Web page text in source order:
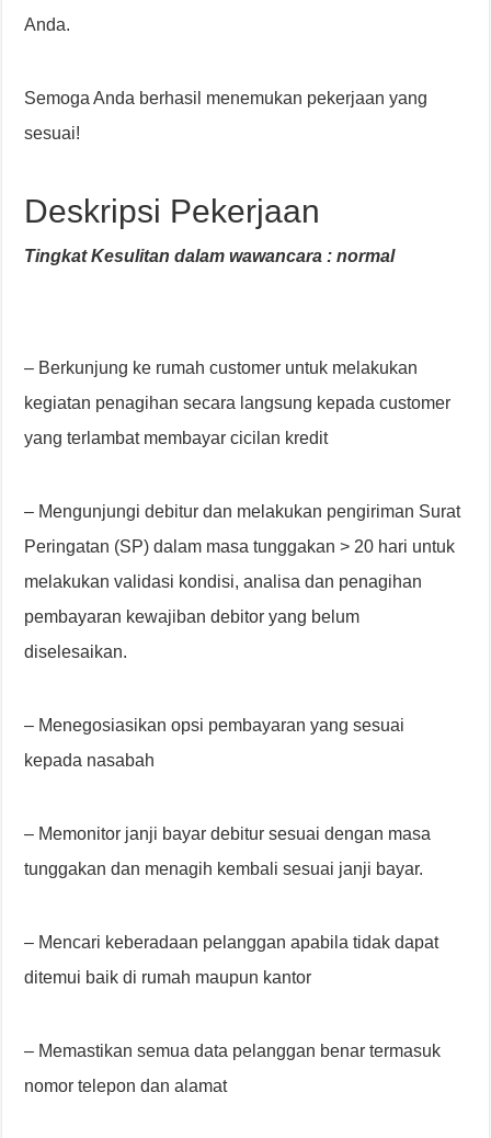
Anda.
Semoga Anda berhasil menemukan pekerjaan yang
sesuai!
Deskripsi Pekerjaan
Tingkat Kesulitan dalam wawancara : normal
– Berkunjung ke rumah customer untuk melakukan
kegiatan penagihan secara langsung kepada customer
yang terlambat membayar cicilan kredit
– Mengunjungi debitur dan melakukan pengiriman Surat
Peringatan (SP) dalam masa tunggakan > 20 hari untuk
melakukan validasi kondisi, analisa dan penagihan
pembayaran kewajiban debitor yang belum
diselesaikan.
– Menegosiasikan opsi pembayaran yang sesuai
kepada nasabah
– Memonitor janji bayar debitur sesuai dengan masa
tunggakan dan menagih kembali sesuai janji bayar.
– Mencari keberadaan pelanggan apabila tidak dapat
ditemui baik di rumah maupun kantor
– Memastikan semua data pelanggan benar termasuk
nomor telepon dan alamat